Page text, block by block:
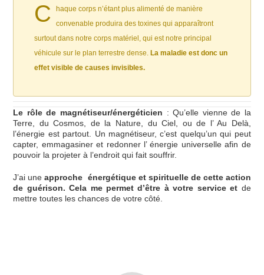
C
haque corps n’étant plus alimenté de manière
convenable produira des toxines qui apparaîtront
surtout dans notre corps matériel, qui est notre principal
véhicule sur le plan terrestre dense. La maladie est donc un
effet visible de causes invisibles.
Le rôle de magnétiseur/énergéticien : Qu’elle vienne de la
Terre, du Cosmos, de la Nature, du Ciel, ou de l’ Au Delà,
l’énergie est partout. Un magnétiseur, c’est quelqu’un qui peut
capter, emmagasiner et redonner l’ énergie universelle afin de
pouvoir la projeter à l’endroit qui fait souffrir.
J’ai uneapproche énergétique et spirituelle de cette action
de guérison. Cela me permet d’être à votre service et de
mettre toutes les chances de votre côté.